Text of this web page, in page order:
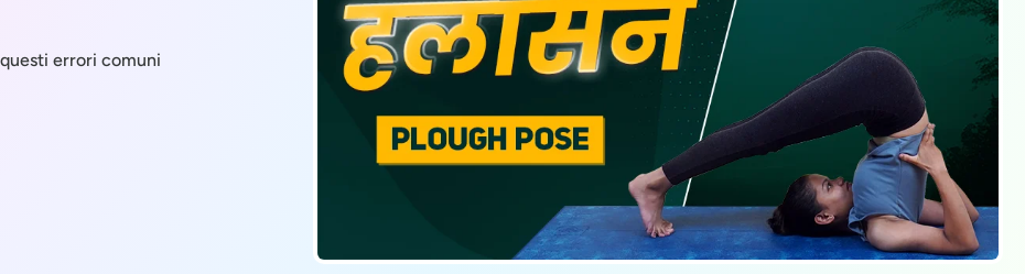
errori comuni